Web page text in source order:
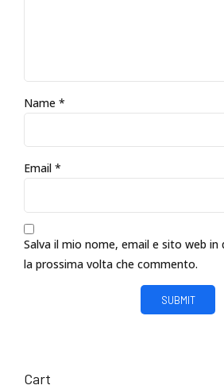
Name *
Email *
Salva il mio nome, email e sito web
la prossima volta che commento.
Cart